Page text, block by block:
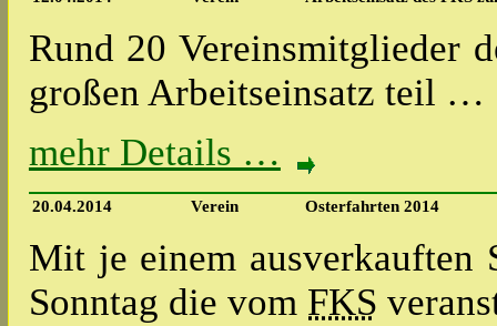
Rund 20 Vereinsmitglieder
großen Arbeitseinsatz teil …
mehr Details …
20.04.2014 Verein Osterfahrten 2014
Mit je einem ausverkauften
Sonntag die vom FKS